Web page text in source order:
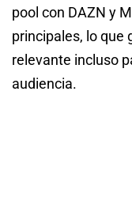
pool con DAZN y
principales, lo que
relevante incluso
audiencia.